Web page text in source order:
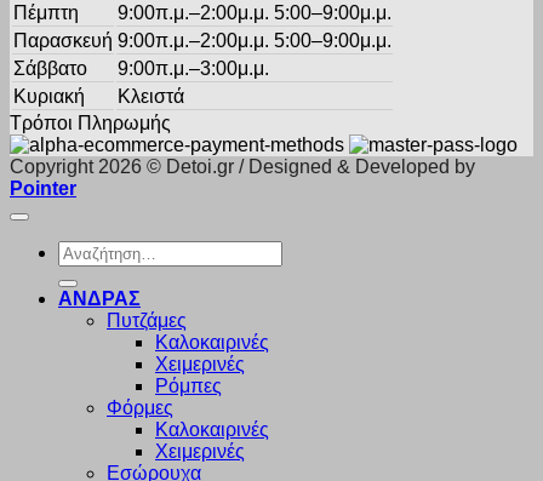
Πέμπτη
9:00π.μ.–2:00μ.μ. 5:00–9:00μ.μ.
Παρασκευή 9:00π.μ.–2:00μ.μ. 5:00–9:00μ.μ.
Σάββατο
9:00π.μ.–3:00μ.μ.
Κυριακή
Κλειστά
Τρόποι Πληρωμής
Copyright 2026 © Detoi.gr / Designed & Developed by
Pointer
Αναζήτηση
για:
ΑΝΔΡΑΣ
Πυτζάμες
Καλοκαιρινές
Χειμερινές
Ρόμπες
Φόρμες
Καλοκαιρινές
Χειμερινές
Εσώρουχα